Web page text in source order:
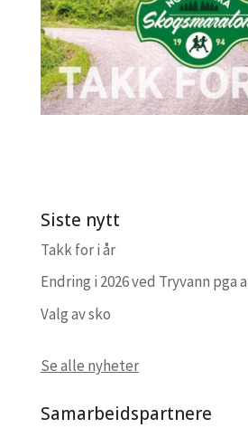
Siste nytt
Takk for i år
Endring i 2026 ved Tryvann pga
Valg av sko
Se alle nyheter
Samarbeidspartnere